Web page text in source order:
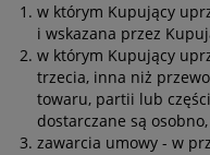
w którym Kupujący
i wskazana przez
w którym Kupujący
trzecia, inna niż
towaru, partii lub
dostarczane są
zawarcia umowy - w